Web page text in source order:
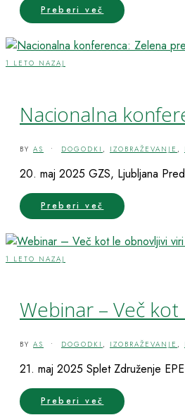
Preberi več
1 LETO NAZAJ
Nacionalna
BY AS • DOGODKI , IZOBRAŽEVANJE ,
20. maj 2025 GZS, Ljubljana
Preberi več
1 LETO NAZAJ
Webinar – Več
BY AS • DOGODKI , IZOBRAŽEVANJE ,
21. maj 2025 Splet Združenje
Preberi več